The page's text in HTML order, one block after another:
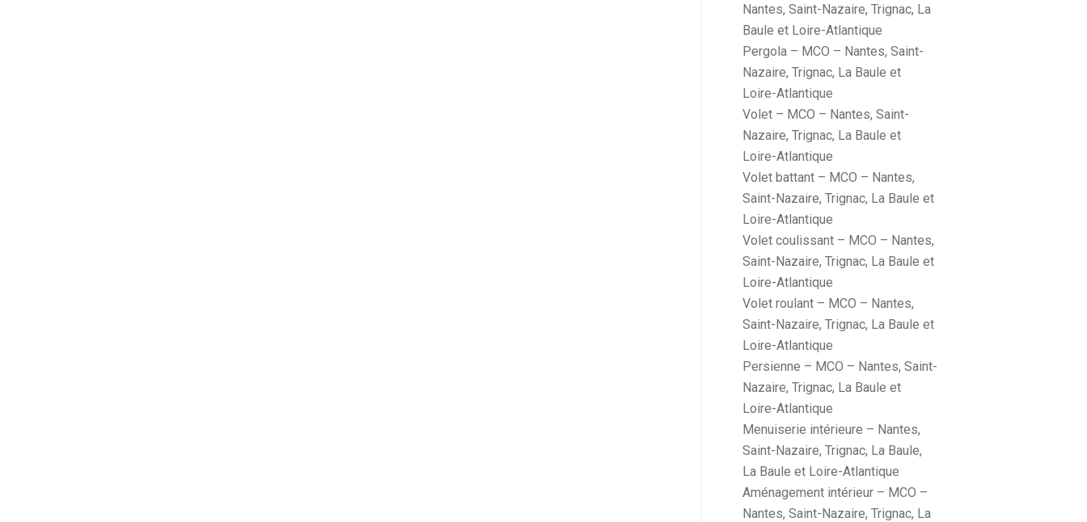
Nantes, Saint-Nazaire, Trignac, La
Baule et Loire-Atlantique
Pergola – MCO – Nantes, Saint-
Nazaire, Trignac, La Baule et
Loire-Atlantique
Volet – MCO – Nantes, Saint-
Nazaire, Trignac, La Baule et
Loire-Atlantique
Volet battant – MCO – Nantes,
Saint-Nazaire, Trignac, La Baule et
Loire-Atlantique
Volet coulissant – MCO – Nantes,
Saint-Nazaire, Trignac, La Baule et
Loire-Atlantique
Volet roulant – MCO – Nantes,
Saint-Nazaire, Trignac, La Baule et
Loire-Atlantique
Persienne – MCO – Nantes, Saint-
Nazaire, Trignac, La Baule et
Loire-Atlantique
Menuiserie intérieure – Nantes,
Saint-Nazaire, Trignac, La Baule,
La Baule et Loire-Atlantique
Aménagement intérieur – MCO –
Nantes, Saint-Nazaire, Trignac, La